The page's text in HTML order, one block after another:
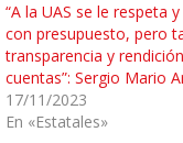
“A la UAS se le respeta
con presupuesto, pero
transparencia y
cuentas”: Sergio Mario
17/11/2023
En «Estatales»